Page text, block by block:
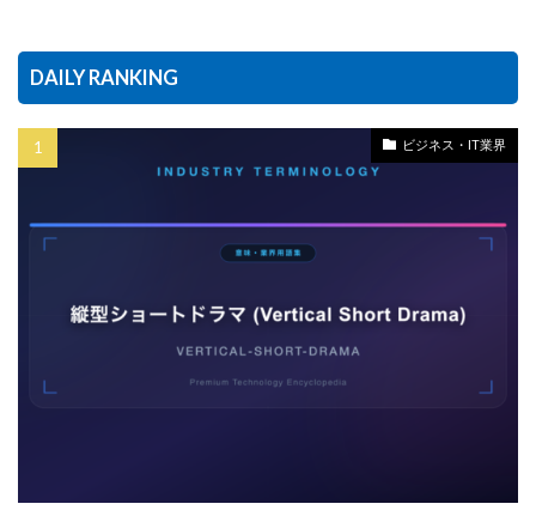
DAILY RANKING
ビジネス・IT業界